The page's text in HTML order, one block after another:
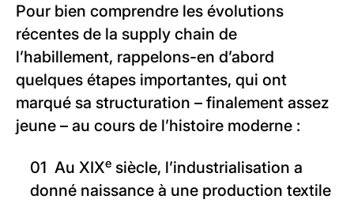
Pour bien comprendre les évolutions
récentes de la supply chain de
l’habillement, rappelons-en d’abord
quelques étapes importantes, qui ont
marqué sa structuration – finalement assez
jeune – au cours de l’histoire moderne :
Au XIXe siècle, l’industrialisation a
donné naissance à une production textile